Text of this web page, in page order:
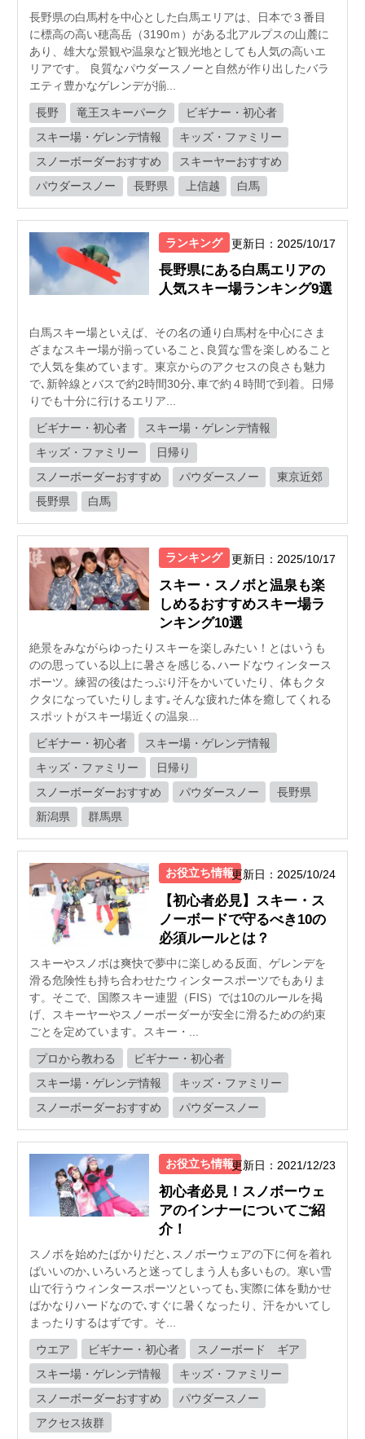
長野県の白馬村を中心とした白馬エリアは、日本で３番目
に標高の高い穂高岳（3190ｍ）がある北アルプスの山麓に
あり、雄大な景観や温泉など観光地としても人気の高いエ
リアです。 良質なパウダースノーと自然が作り出したバラ
エティ豊かなゲレンデが揃...
長野 竜王スキーパーク
ビギナー・初心者
スキー場・ゲレンデ情報
キッズ・ファミリー
スノーボーダーおすすめ
スキーヤーおすすめ
パウダースノー
長野県 上信越 白馬
ランキング 更新日：2025/10/17
長野県にある白馬エリアの
人気スキー場ランキング9選
白馬スキー場といえば、その名の通り白馬村を中心にさま
ざまなスキー場が揃っていること､良質な雪を楽しめること
で人気を集めています。東京からのアクセスの良さも魅力
で､新幹線とバスで約2時間30分､車で約４時間で到着。日帰
りでも十分に行けるエリア...
ビギナー・初心者
スキー場・ゲレンデ情報
キッズ・ファミリー
日帰り
スノーボーダーおすすめ
パウダースノー
東京近郊
長野県
白馬
ランキング 更新日：2025/10/17
スキー・スノボと温泉も楽
しめるおすすめスキー場ラ
ンキング10選
絶景をみながらゆったりスキーを楽しみたい！とはいうも
のの思っている以上に暑さを感じる､ハードなウィンタース
ポーツ。練習の後はたっぷり汗をかいていたり、体もクタ
クタになっていたりします｡そんな疲れた体を癒してくれる
スポットがスキー場近くの温泉...
ビギナー・初心者
スキー場・ゲレンデ情報
キッズ・ファミリー
日帰り
スノーボーダーおすすめ
パウダースノー
長野県
新潟県
群馬県
お役立ち情報更新日：2025/10/24
【初心者必見】スキー・ス
ノーボードで守るべき10の
必須ルールとは？
スキーやスノボは爽快で夢中に楽しめる反面、ゲレンデを
滑る危険性も持ち合わせたウィンタースポーツでもありま
す。そこで、国際スキー連盟（FIS）では10のルールを掲
げ、スキーヤーやスノーボーダーが安全に滑るための約束
ごとを定めています。スキー・...
プロから教わる
ビギナー・初心者
スキー場・ゲレンデ情報
キッズ・ファミリー
スノーボーダーおすすめ
パウダースノー
お役立ち情報更新日：2021/12/23
初心者必見！スノボーウェ
アのインナーについてご紹
介！
スノボを始めたばかりだと､スノボーウェアの下に何を着れ
ばいいのか､いろいろと迷ってしまう人も多いもの。寒い雪
山で行うウィンタースポーツといっても､実際に体を動かせ
ばかなりハードなので､すぐに暑くなったり、汗をかいてし
まったりするはずです。そ...
ウエア ビギナー・初心者
スノーボード ギア
スキー場・ゲレンデ情報
キッズ・ファミリー
スノーボーダーおすすめ
パウダースノー
アクセス抜群